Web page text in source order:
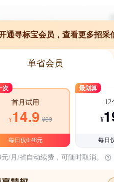
通寻标宝会员，查看更多招采
单省会员
次
首月试用
¥14.9 ¥39
每日仅0.48元
最划算
12
¥
每日
/月/省自动续费，可随时取消。